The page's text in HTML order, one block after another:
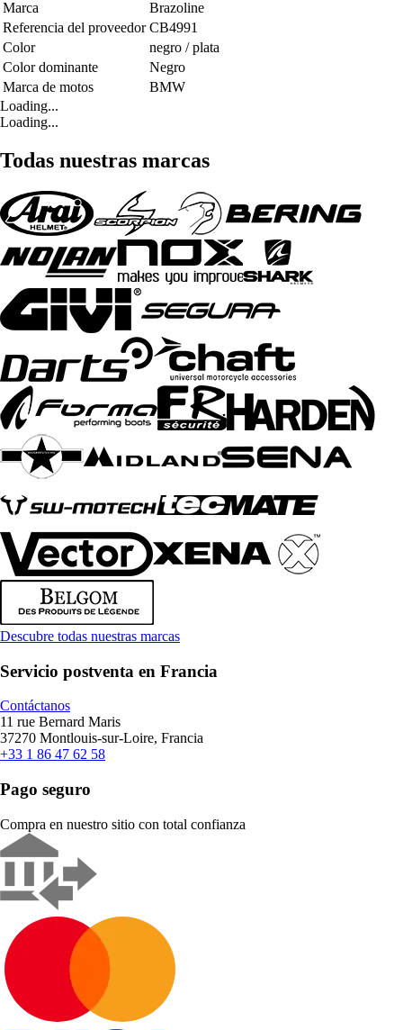
Marca
Brazoline
Referencia del proveedor CB4991
Color
negro / plata
Color dominante
Negro
Marca de motos
BMW
Loading...
Loading...
Todas nuestras marcas
Descubre todas nuestras marcas
Servicio postventa en Francia
Contáctanos
11 rue Bernard Maris
37270 Montlouis-sur-Loire, Francia
+33 1 86 47 62 58
Pago seguro
Compra en nuestro sitio con total confianza